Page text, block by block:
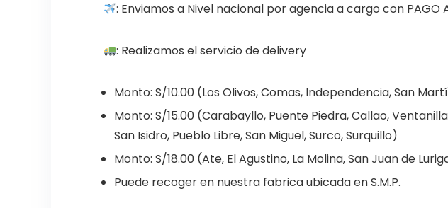
: Enviamos a Nivel nacional por agencia a cargo con PAGO
: Realizamos el servicio de delivery
Monto: S/10.00 (Los Olivos, Comas, Independencia, San
Monto: S/15.00 (Carabayllo, Puente Piedra, Callao,
San Isidro, Pueblo Libre, San Miguel, Surco, Surquillo)
Monto: S/18.00 (Ate, El Agustino, La Molina, San Juan de
Puede recoger en nuestra fabrica ubicada en S.M.P.